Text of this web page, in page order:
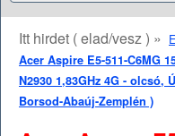
Itt hirdet ( elad/vesz ) »
Acer Aspire E5-511-C6MG
N2930 1,83GHz 4G -
Borsod-Abaúj-Zemplén )